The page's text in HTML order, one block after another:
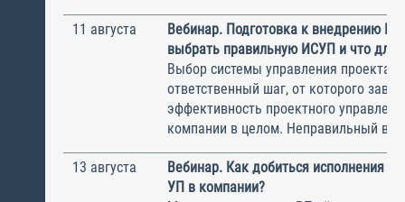
11 августа
Вебинар. Подготовка к внедрению
выбрать правильную ИСУП и что для
Выбор системы управления
ответственный шаг, от которого
эффективность проектного
компании в целом. Неправильный
13 августа
Вебинар. Как добиться исполнения
УП в компании?